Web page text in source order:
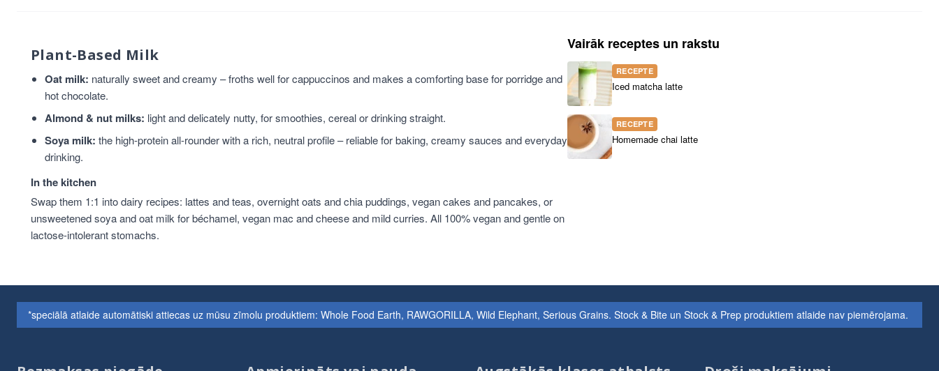
Plant-Based Milk
Oat milk: naturally sweet and creamy – froths well for cappuccinos and makes a comforting base for porridge and
hot chocolate.
Almond & nut milks: light and delicately nutty, for smoothies, cereal or drinking straight.
Soya milk: the high-protein all-rounder with a rich, neutral profile – reliable for baking, creamy sauces and everyday
drinking.
In the kitchen
Swap them 1:1 into dairy recipes: lattes and teas, overnight oats and chia puddings, vegan cakes and pancakes, or
unsweetened soya and oat milk for béchamel, vegan mac and cheese and mild curries. All 100% vegan and gentle on
lactose-intolerant stomachs.
Vairāk receptes un rakstu
RECEPTE
Iced matcha latte
RECEPTE
Homemade chai latte
*speciālā atlaide automātiski attiecas uz mūsu zīmolu produktiem: Whole Food Earth, RAWGORILLA, Wild Elephant, Serious Grains. Stock & Bite un Stock & Prep produktiem atlaide nav piemērojama.